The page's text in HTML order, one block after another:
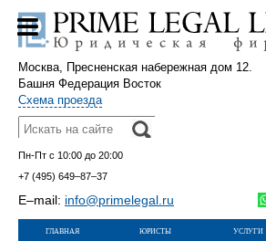
Москва, Пресненская набережная дом 12.
Башня Федерация Восток
Схема проезда
Пн-Пт с 10:00 до 20:00
+7 (495) 649–87–37
E–mail: info@primelegal.ru
главная юристы услуги